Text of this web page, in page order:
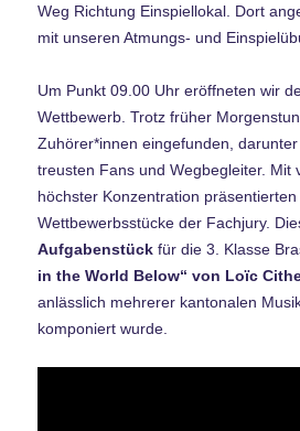
Weg Richtung Einspiellokal. Dort
mit unseren Atmungs- und
Um Punkt 09.00 Uhr eröffneten wir
Wettbewerb. Trotz früher
Zuhörer*innen eingefunden,
treusten Fans und Wegbegleiter. Mit
höchster Konzentration
Wettbewerbsstücke der Fachjury.
Aufgabenstück für die 3. Klasse
in the World Below“ von Loïc
anlässlich mehrerer kantonalen
komponiert wurde.